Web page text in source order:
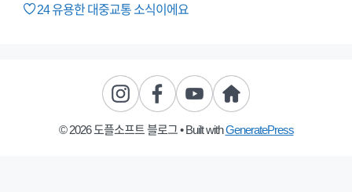
24유용한 대중교통 소식이에요
© 2026 도플소프트 블로그• Built withGeneratePress